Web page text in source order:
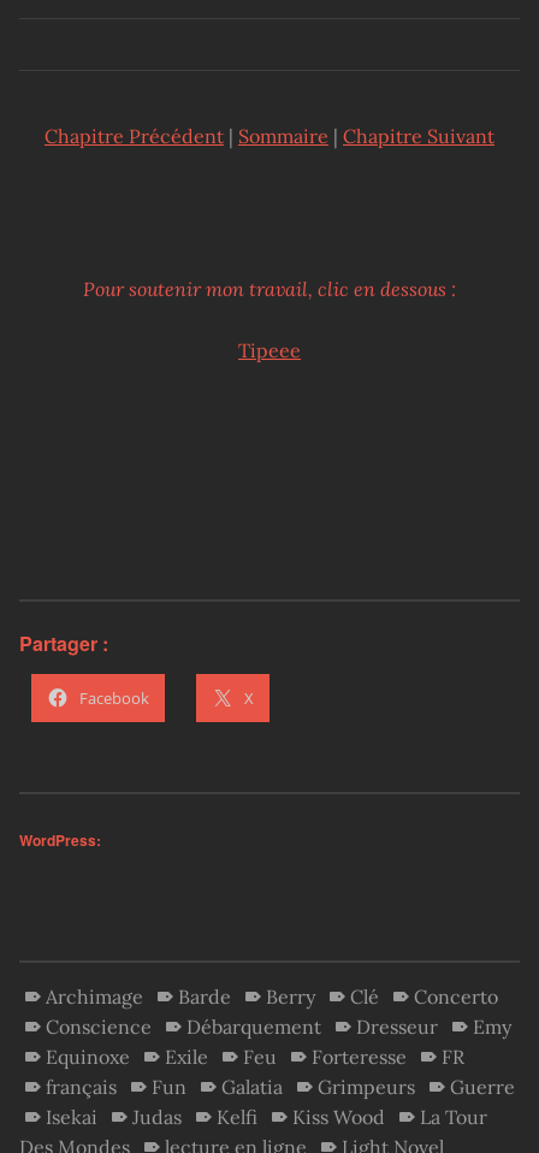
Chapitre Précédent | Sommaire | Chapitre Suivant
Pour soutenir mon travail, clic en dessous :
Tipeee
Partager :
Facebook X
WordPress:
Archimage Barde Berry Clé
Concerto
Conscience
Débarquement Dresseur
Emy
Equinoxe
Exile Feu Forteresse
FR
français
Fun Galatia Grimpeurs
Guerre
Isekai
Judas Kelfi Kiss Wood
La Tour
Des Mondes
lecture en ligne Light Novel